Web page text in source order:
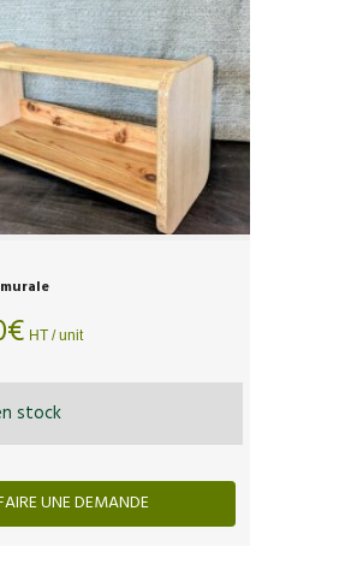
€ HT / unit
stock
UNE DEMANDE